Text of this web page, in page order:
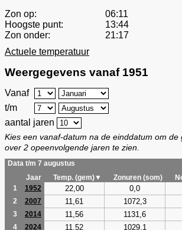
Zon op:
06:11
Hoogste punt:
13:44
Zon onder:
21:17
Actuele temperatuur
Weergegevens vanaf 1951
Vanaf
t/m
aantal jaren
Kies een vanaf-datum na de einddatum om de
over 2 opeenvolgende jaren te zien.
Data t/m 7 augustus
Jaar
Temp. (gem)▼ Zonuren (som)
1
1952 22,00 0,0
2 2007 11,61 1072,3
3 2014 11,56 1131,6
4 2024 11,52 1029,1